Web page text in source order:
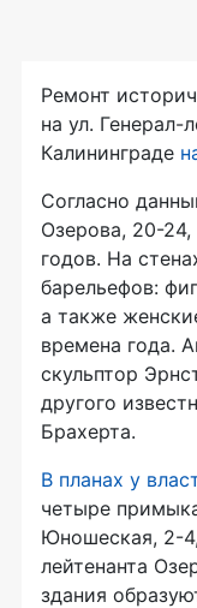
Ремонт
на ул. Генерал-
Калининграде
Согласно
Озерова, 20-
годов. На
барельефов:
а также
времена года.
скульптор
другого
Брахерта.
В планах у
четыре
Юношеская, 2-4,
лейтенанта
здания